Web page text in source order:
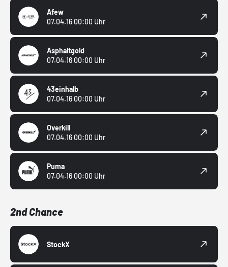
Afew
07.04.16 00:00 Uhr
Asphaltgold
07.04.16 00:00 Uhr
43einhalb
07.04.16 00:00 Uhr
Overkill
07.04.16 00:00 Uhr
Puma
07.04.16 00:00 Uhr
2nd Chance
StockX